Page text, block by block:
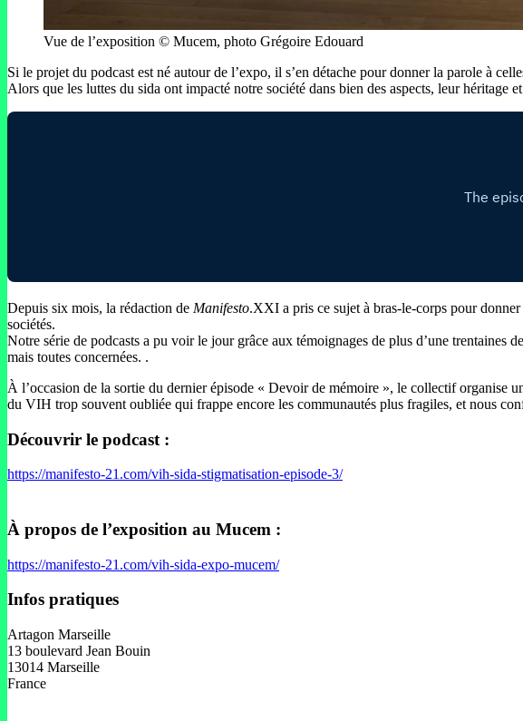
Vue de l’exposition © Mucem, photo Grégoire Edouard
Si le projet du podcast est né autour de l’expo, il s’en détache pour donner la parole à
Alors que les luttes du sida ont impacté notre société dans bien des aspects, leur héritage
Depuis six mois, la rédaction de Manifesto.XXI a pris ce sujet à bras-le-corps pour
sociétés.
Notre série de podcasts a pu voir le jour grâce aux témoignages de plus d’une trentaines
mais toutes concernées. .
À l’occasion de la sortie du dernier épisode « Devoir de mémoire », le collectif organise
du VIH trop souvent oubliée qui frappe encore les communautés plus fragiles, et nous
Découvrir le podcast :
https://manifesto-21.com/vih-sida-stigmatisation-episode-3/
À propos de l’exposition au Mucem :
https://manifesto-21.com/vih-sida-expo-mucem/
Infos pratiques
Artagon Marseille
13 boulevard Jean Bouin
13014 Marseille
France